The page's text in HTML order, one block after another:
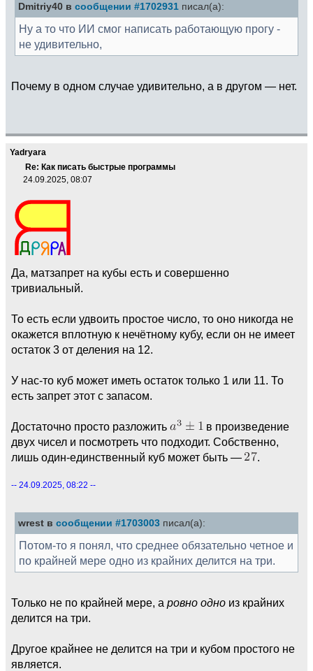
Dmitriy40 в сообщении #1702931 писал(а):
Ну а то что ИИ смог написать работающую прогу -
не удивительно,
Почему в одном случае удивительно, а в другом — нет.
Yadryara
Re: Как писать быстрые программы
24.09.2025, 08:07
Да, матзапрет на кубы есть и совершенно
тривиальный.
То есть если удвоить простое число, то оно никогда не
окажется вплотную к нечётному кубу, если он не имеет
остаток 3 от деления на 12.
У нас-то куб может иметь остаток только 1 или 11. То
есть запрет этот с запасом.
Достаточно просто разложить
в произведение
двух чисел и посмотреть что подходит. Собственно,
лишь один-единственный куб может быть —
.
-- 24.09.2025, 08:22 --
wrest в сообщении #1703003 писал(а):
Потом-то я понял, что среднее обязательно четное и
по крайней мере одно из крайних делится на три.
Только не по крайней мере, а ровно одно из крайних
делится на три.
Другое крайнее не делится на три и кубом простого не
является.